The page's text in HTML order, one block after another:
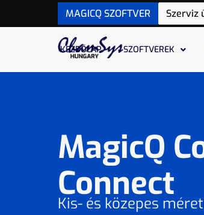
MAGICQ SZOFTVER Szerviz
KEZDŐLAP SZOFTVEREK
MagicQ
Connect
Kis- és közepes